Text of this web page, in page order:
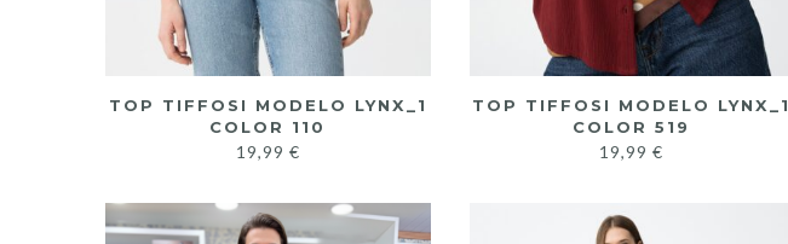
TOP TIFFOSI MODELO LYNX_1
COLOR 110
19,99 €
TOP TIFFOSI MODELO LYNX_1
COLOR 519
19,99€